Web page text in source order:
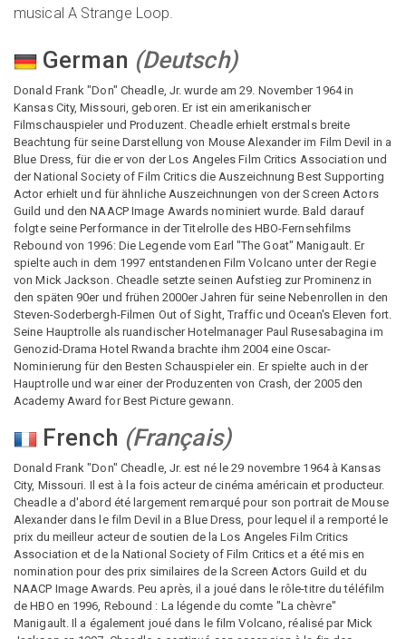
musical A Strange Loop.
German (Deutsch)
Donald Frank "Don" Cheadle, Jr. wurde am 29. November 1964 in
Kansas City, Missouri, geboren. Er ist ein amerikanischer
Filmschauspieler und Produzent. Cheadle erhielt erstmals breite
Beachtung für seine Darstellung von Mouse Alexander im Film Devil in a
Blue Dress, für die er von der Los Angeles Film Critics Association und
der National Society of Film Critics die Auszeichnung Best Supporting
Actor erhielt und für ähnliche Auszeichnungen von der Screen Actors
Guild und den NAACP Image Awards nominiert wurde. Bald darauf
folgte seine Performance in der Titelrolle des HBO-Fernsehfilms
Rebound von 1996: Die Legende vom Earl "The Goat" Manigault. Er
spielte auch in dem 1997 entstandenen Film Volcano unter der Regie
von Mick Jackson. Cheadle setzte seinen Aufstieg zur Prominenz in
den späten 90er und frühen 2000er Jahren für seine Nebenrollen in den
Steven-Soderbergh-Filmen Out of Sight, Traffic und Ocean's Eleven fort.
Seine Hauptrolle als ruandischer Hotelmanager Paul Rusesabagina im
Genozid-Drama Hotel Rwanda brachte ihm 2004 eine Oscar-
Nominierung für den Besten Schauspieler ein. Er spielte auch in der
Hauptrolle und war einer der Produzenten von Crash, der 2005 den
Academy Award for Best Picture gewann.
French (Français)
Donald Frank "Don" Cheadle, Jr. est né le 29 novembre 1964 à Kansas
City, Missouri. Il est à la fois acteur de cinéma américain et producteur.
Cheadle a d'abord été largement remarqué pour son portrait de Mouse
Alexander dans le film Devil in a Blue Dress, pour lequel il a remporté le
prix du meilleur acteur de soutien de la Los Angeles Film Critics
Association et de la National Society of Film Critics et a été mis en
nomination pour des prix similaires de la Screen Actors Guild et du
NAACP Image Awards. Peu après, il a joué dans le rôle-titre du téléfilm
de HBO en 1996, Rebound : La légende du comte "La chèvre"
Manigault. Il a également joué dans le film Volcano, réalisé par Mick